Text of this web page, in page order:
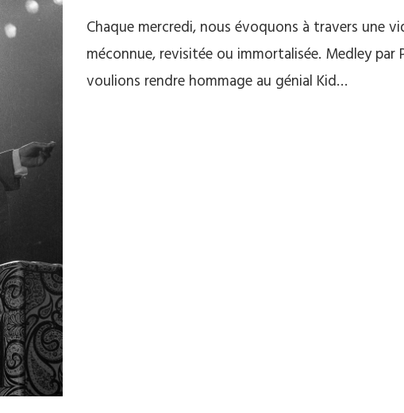
Chaque mercredi, nous évoquons à travers une
méconnue, revisitée ou immortalisée. Medley
voulions rendre hommage au génial Kid…